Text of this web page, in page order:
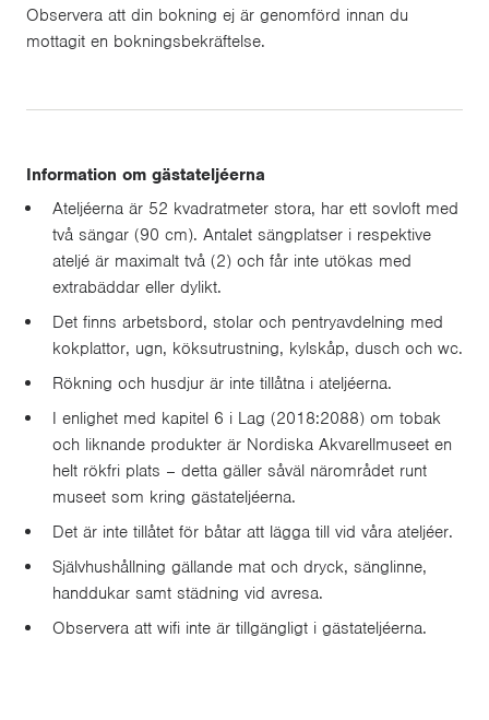
Observera att din bokning ej är genomförd innan du
mottagit en bokningsbekräftelse.
Information om gästateljéerna
Ateljéerna är 52 kvadratmeter stora, har ett sovloft med
två sängar (90 cm). Antalet sängplatser i respektive
ateljé är maximalt två (2) och får inte utökas med
extrabäddar eller dylikt.
Det finns arbetsbord, stolar och pentryavdelning med
kokplattor, ugn, köksutrustning, kylskåp, dusch och wc.
Rökning och husdjur är inte tillåtna i ateljéerna.
I enlighet med kapitel 6 i Lag (2018:2088) om tobak
och liknande produkter är Nordiska Akvarellmuseet en
helt rökfri plats – detta gäller såväl närområdet runt
museet som kring gästateljéerna.
Det är inte tillåtet för båtar att lägga till vid våra ateljéer.
Självhushållning gällande mat och dryck, sänglinne,
handdukar samt städning vid avresa.
Observera att wifi inte är tillgängligt i gästateljéerna.